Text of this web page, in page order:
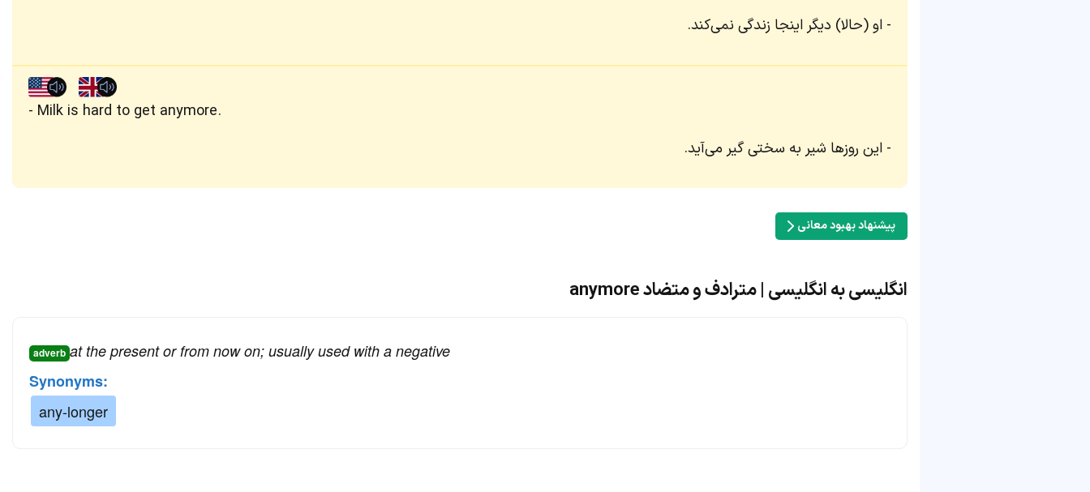
او (حالا) دیگر اینجا زندگی نمی‌کند.
Milk is hard to get anymore.
این روزها شیر به سختی گیر می‌آید.
پیشنهاد بهبود معانی
انگلیسی به انگلیسی | مترادف و متضاد anymore
adverb at the present or from now on; usually used with a negative
Synonyms:
any-longer